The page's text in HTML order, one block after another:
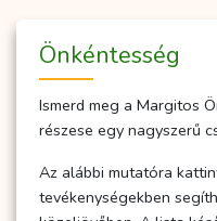
Önkéntesség
Ismerd meg a Margitos
részese egy nagyszerű
Az alábbi mutatóra
tevékenységekben